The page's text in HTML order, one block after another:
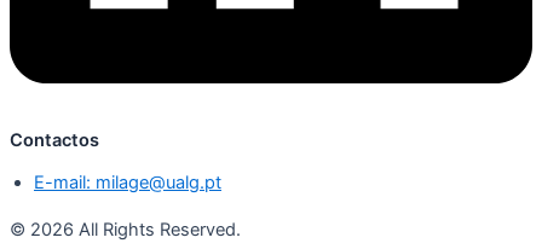
Contactos
E-mail: milage@ualg.pt
© 2026 All Rights Reserved.